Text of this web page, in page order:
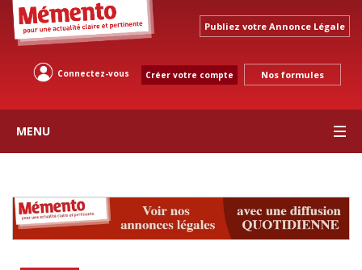
Publiez votre Annonce Légale
Connectez-vous Créer votre compte Nos formules
MENU